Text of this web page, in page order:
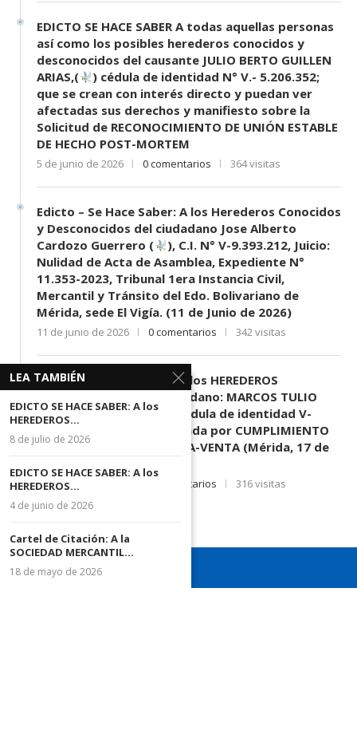
EDICTO SE HACE SABER A todas aquellas personas
así como los posibles herederos conocidos y
desconocidos del causante JULIO BERTO GUILLEN
ARIAS,(
) cédula de identidad N° V.- 5.206.352;
que se crean con interés directo y puedan ver
afectadas sus derechos y manifiesto sobre la
Solicitud de RECONOCIMIENTO DE UNIÓN ESTABLE
DE HECHO POST-MORTEM
5 de junio de 2026 0 comentarios 364 visitas
Edicto – Se Hace Saber: A los Herederos Conocidos
y Desconocidos del ciudadano Jose Alberto
Cardozo Guerrero (
), C.I. N° V-9.393.212, Juicio:
Nulidad de Acta de Asamblea, Expediente N°
11.353-2023, Tribunal 1era Instancia Civil,
Mercantil y Tránsito del Edo. Bolivariano de
Mérida, sede El Vigía. (11 de Junio de 2026)
11 de junio de 2026 0 comentarios 342 visitas
EDICTO SE HACE SABER: A los HEREDEROS
DESCONOCIDOS del ciudadano: MARCOS TULIO
MORENO HERRERA, (
) cédula de identidad V-
3.003.963, Parte demandada por CUMPLIMIENTO
DE CONTRATO DE COMPRA-VENTA (Mérida, 17 de
17 de junio de 2026 0 comentarios 316 visitas
LEA TAMBIÉN
EDICTO SE HACE SABER: A los
HEREDEROS...
8 de julio de 2026
EDICTO SE HACE SABER: A los
HEREDEROS...
4 de junio de 2026
Cartel de Citación: A la
SOCIEDAD MERCANTIL...
18 de mayo de 2026